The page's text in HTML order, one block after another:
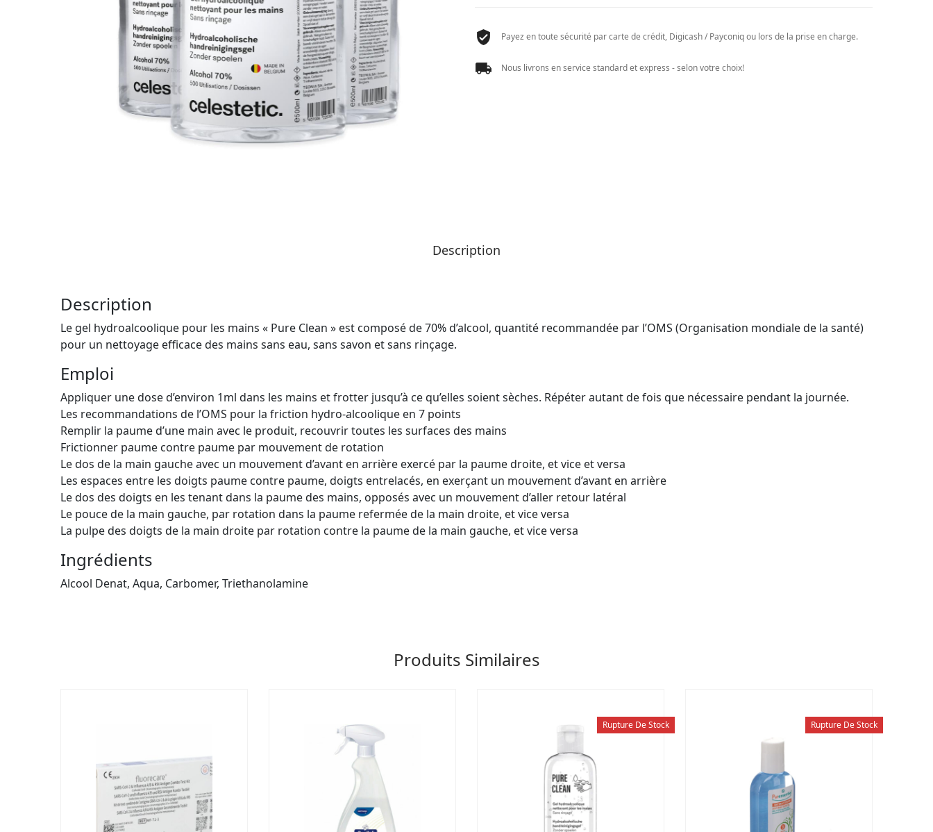
Payez en toute sécurité par carte de crédit, Digicash / Payconiq ou lors de la prise en charge.
Nous livrons en service standard et express - selon votre choix!
Description
Description
Le gel hydroalcoolique pour les mains « Pure Clean » est composé de 70% d’alcool, quantité recommandée par l’OMS (Organisation mondiale de la santé)
pour un nettoyage efficace des mains sans eau, sans savon et sans rinçage.
Emploi
Appliquer une dose d’environ 1ml dans les mains et frotter jusqu’à ce qu’elles soient sèches. Répéter autant de fois que nécessaire pendant la journée.
Les recommandations de l’OMS pour la friction hydro-alcoolique en 7 points
Remplir la paume d’une main avec le produit, recouvrir toutes les surfaces des mains
Frictionner paume contre paume par mouvement de rotation
Le dos de la main gauche avec un mouvement d’avant en arrière exercé par la paume droite, et vice et versa
Les espaces entre les doigts paume contre paume, doigts entrelacés, en exerçant un mouvement d’avant en arrière
Le dos des doigts en les tenant dans la paume des mains, opposés avec un mouvement d’aller retour latéral
Le pouce de la main gauche, par rotation dans la paume refermée de la main droite, et vice versa
La pulpe des doigts de la main droite par rotation contre la paume de la main gauche, et vice versa
Ingrédients
Alcool Denat, Aqua, Carbomer, Triethanolamine
Produits Similaires
Rupture De Stock Rupture De Stock